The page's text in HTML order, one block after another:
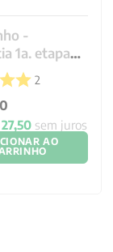
-
1a. etapa
2
27,50 sem juros
AO